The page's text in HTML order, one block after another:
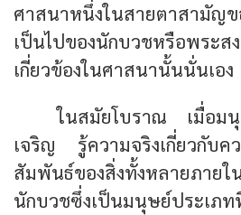
ศาสนาหนึ่งในสายตาสามัญ
เป็นไปของนักบวชหรือพระ
เกี่ยวข้องในศาสนานั้นนั่นเอง
ในสมัยโบราณ เมื่อม
เจริญ รู้ความจริงเกี่ยวกับค
สัมพันธ์ของสิ่งทั้งหลายภายใ
นักบวชซึ่งเป็นมนุษย์ประเภ